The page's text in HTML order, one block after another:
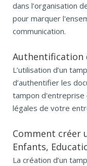
dans l’organisation
pour marquer
communication.
Authentification
L’utilisation d’un
d’authentifier les
tampon
légales de votre
Comment créer
Enfants,
La création d’un